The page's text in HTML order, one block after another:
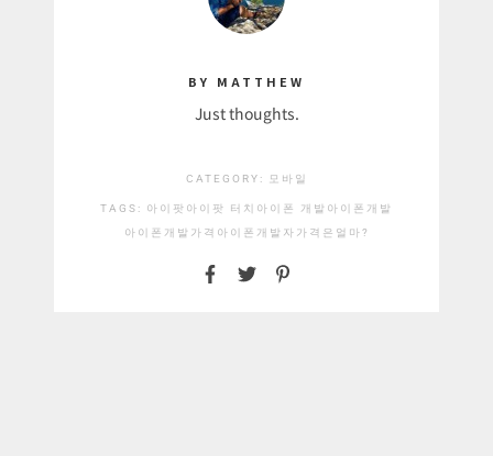
BY MATTHEW
Just thoughts.
CATEGORY: 모바일
TAGS: 아이팟 아이팟 터치 아이폰 개발 아이폰개발
아이폰개발가격 아이폰개발자가격은얼마?